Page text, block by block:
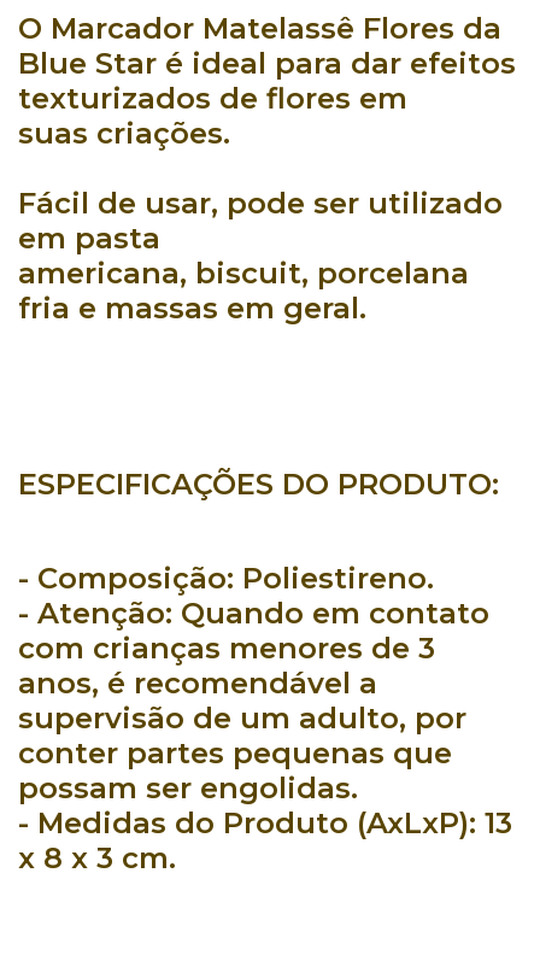
O Marcador Matelassê Flores da
Blue Star é ideal para dar efeitos
texturizados de flores em
suas criações.
Fácil de usar, pode ser utilizado
em pasta
americana, biscuit, porcelana
fria e massas em geral.
ESPECIFICAÇÕES DO PRODUTO:
- Composição: Poliestireno.
- Atenção: Quando em contato
com crianças menores de 3
anos, é recomendável a
supervisão de um adulto, por
conter partes pequenas que
possam ser engolidas.
- Medidas do Produto (AxLxP): 13
x 8 x 3 cm.